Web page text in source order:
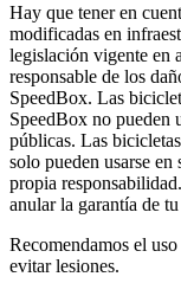
Hay que tener en
modificadas en
legislación vigente en
responsable de los
SpeedBox. Las
SpeedBox no pueden
públicas. Las
solo pueden usarse
propia
anular la garantía de
Recomendamos el
evitar lesiones.